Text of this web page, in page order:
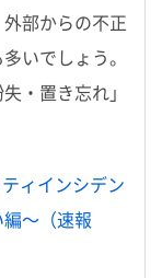
部からの不正
いでしょう。
・置き忘れ」
ィインシデン
～（速報